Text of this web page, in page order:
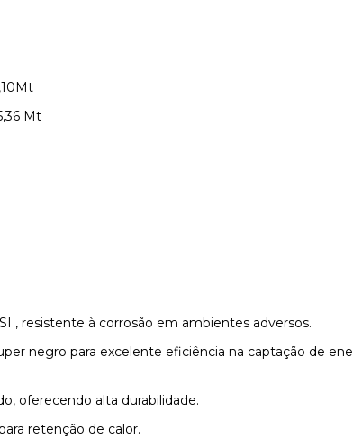
Mt
, resistente à corrosão em ambientes adversos.
negro para excelente eficiência na captação de
oferecendo alta durabilidade.
retenção de calor.